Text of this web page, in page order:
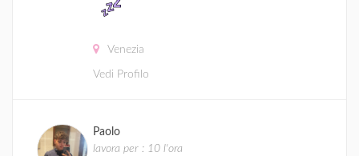
Venezia
Vedi Profilo
Paolo
lavora per : 10 l'ora